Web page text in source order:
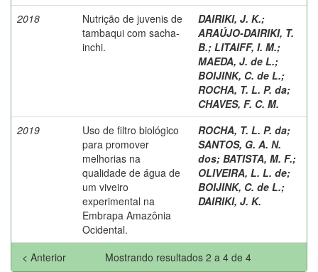
2018
Nutrição de juvenis de
tambaqui com sacha-
inchi.
DAIRIKI, J. K.;
ARAÚJO-DAIRIKI, T.
B.; LITAIFF, I. M.;
MAEDA, J. de L.;
BOIJINK, C. de L.;
ROCHA, T. L. P. da;
CHAVES, F. C. M.
2019
Uso de filtro biológico
para promover
melhorias na
qualidade de água de
um viveiro
experimental na
Embrapa Amazônia
Ocidental.
ROCHA, T. L. P. da;
SANTOS, G. A. N.
dos; BATISTA, M. F.;
OLIVEIRA, L. L. de;
BOIJINK, C. de L.;
DAIRIKI, J. K.
Mostrando resultados 2 a 4 de 4
< Anterior